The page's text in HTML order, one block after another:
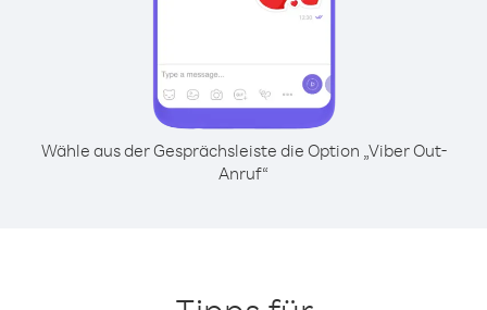
Wähle aus der Gesprächsleiste die Option „Viber Out-
Anruf“